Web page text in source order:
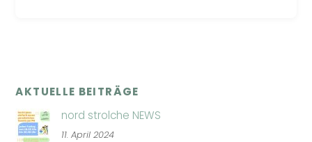
AKTUELLE BEITRÄGE
nord strolche NEWS
11. April 2024